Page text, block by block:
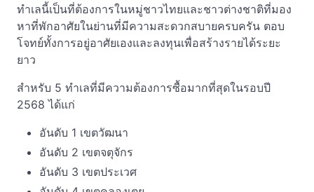
ทำเลนี้เป็นที่ต้องการในหมู่ชาวไทยและชาวต่างชาติที่มอง
หาที่พักอาศัยในย่านที่มีความสะดวกสบายครบครัน ตอบ
โจทย์ทั้งการอยู่อาศัยเองและลงทุนเพื่อสร้างรายได้ระยะ
ยาว
สำหรับ 5 ทำเลที่มีความต้องการซื้อมากที่สุดในรอบปี
2568 ได้แก่
อันดับ 1 เขตวัฒนา
อันดับ 2 เขตจตุจักร
อันดับ 3 เขตประเวศ